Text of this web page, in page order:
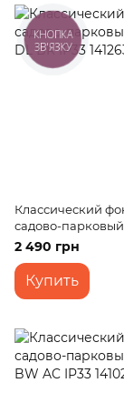
Классический
садово-парковый
BR IP33
2 490 грн
Купить
КНОПКА
ЗВ'ЯЗКУ